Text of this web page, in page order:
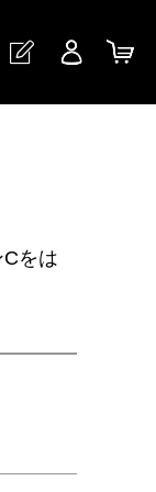
をは